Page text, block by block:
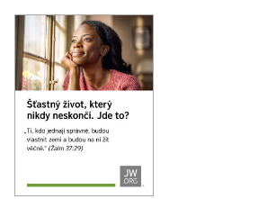
stažení
Pozvánka
na
regionální
sjezd
2026
regionální
sjezd
2026